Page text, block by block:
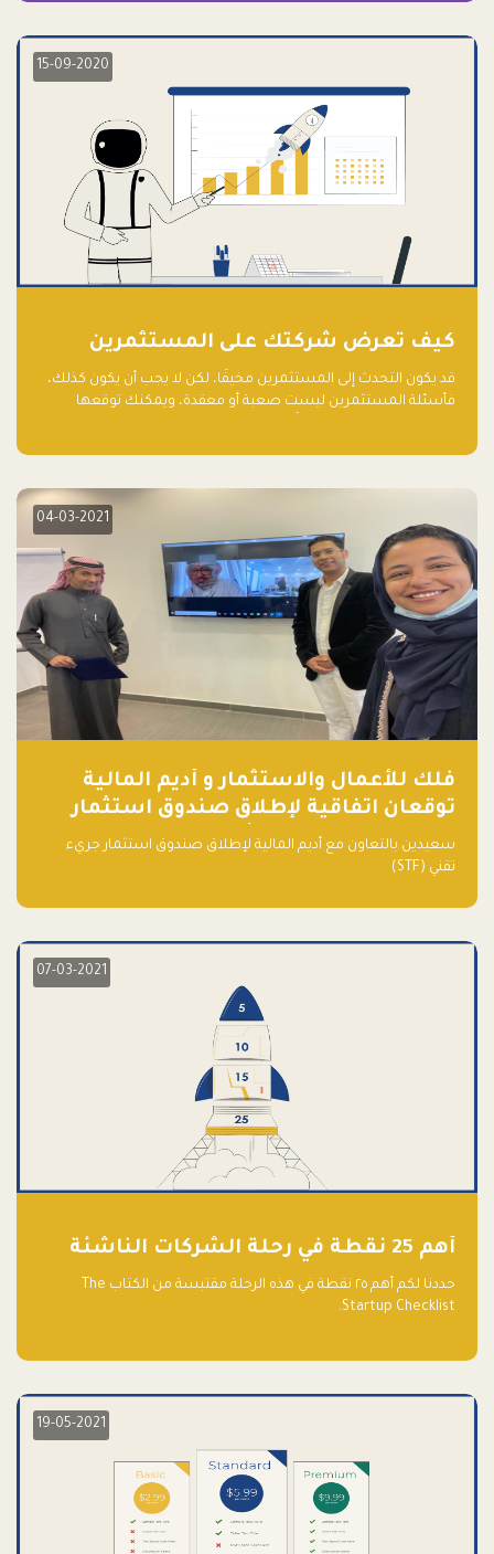
15-09-2020
كيف تعرض شركتك على المستثمرين
قد يكون التحدث إلى المستثمرين مخيفًا، لكن لا يجب أن يكون كذلك،
فأسئلة المستثمرين ليست صعبة أو معقدة، ويمكنك توقعها
04-03-2021
فلك للأعمال والاستثمار و أديم المالية
توقعان اتفاقية لإطلاق صندوق استثمار
جريء تقني (STF) - مشغل من قبل فـلك
سعيدين بالتعاون مع أديم المالية لإطلاق صندوق استثمار جريء
تقني (STF)
07-03-2021
أهم 25 نقطة في رحلة الشركات الناشئة
حددنا لكم أهم ٢٥ نقطة في هذه الرحلة مقتبسة من الكتاب The
Startup Checklist.
19-05-2021